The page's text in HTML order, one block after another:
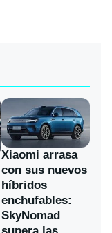
Xiaomi arrasa
con sus nuevos
híbridos
enchufables:
SkyNomad